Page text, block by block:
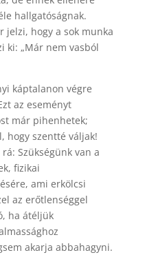
hallgatóságnak.
jelzi, hogy a sok munka
ki: „Már nem vasból
káptalanon végre
az eseményt
már pihenhetek;
hogy szentté váljak!
Szükségünk van a
fizikai
ami erkölcsi
az erőtlenséggel
ha átéljük
akarja abbahagyni.